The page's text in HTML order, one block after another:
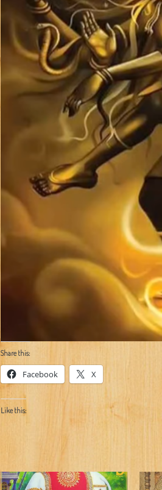
Share this:
Facebook X
Like this: